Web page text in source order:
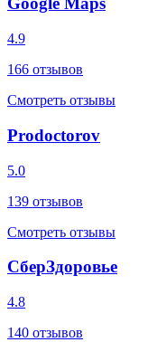
4.9
166 отзывов
Смотреть отзывы
Prodoctorov
5.0
139 отзывов
Смотреть отзывы
СберЗдоровье
4.8
140 отзывов